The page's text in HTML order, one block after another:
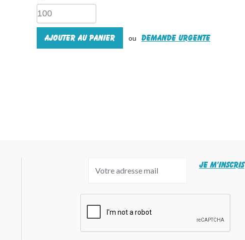
Ajouter au panier ou Demande urgente
JE M'INSCRIS